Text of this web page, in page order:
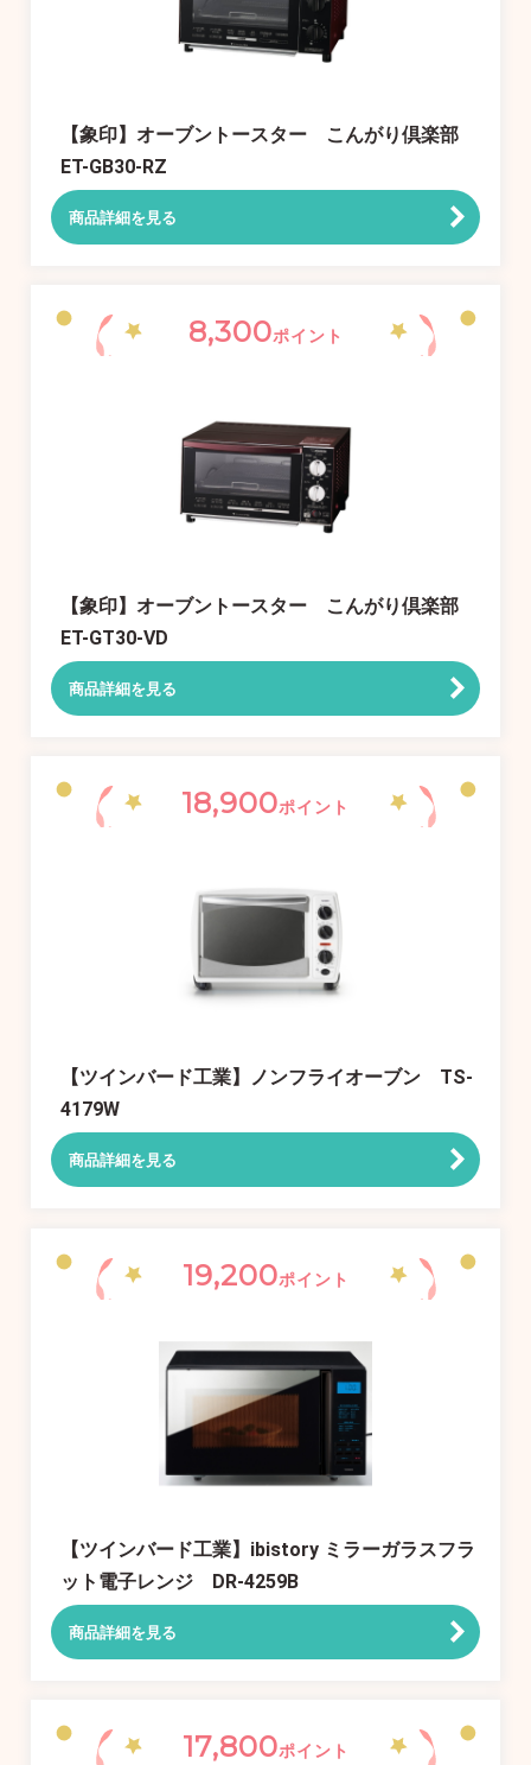
【象印】オーブントースター こんがり倶楽部
ET-GB30-RZ
商品詳細を見る
8,300ポイント
【象印】オーブントースター こんがり倶楽部
ET-GT30-VD
商品詳細を見る
18,900ポイント
【ツインバード工業】ノンフライオーブン TS-
4179W
商品詳細を見る
19,200ポイント
【ツインバード工業】ibistory ミラーガラスフラ
ット電子レンジ DR-4259B
商品詳細を見る
17,800ポイント